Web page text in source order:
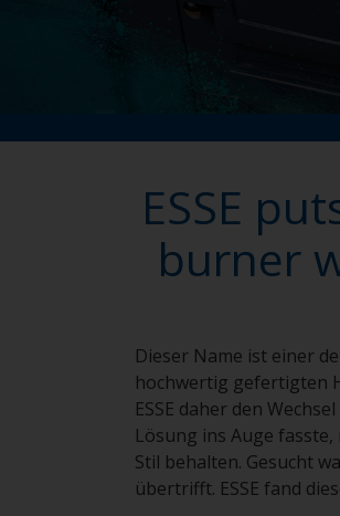
ESSE
burner
Dieser Name ist einer
hochwertig gefertigten
ESSE daher den
Lösung ins Auge
Stil behalten. Gesucht
übertrifft. ESSE fand